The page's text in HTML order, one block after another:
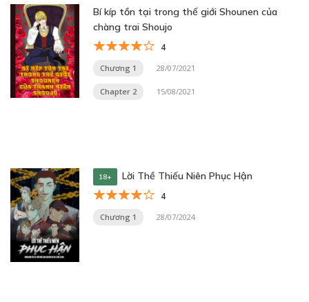
Bí kíp tồn tại trong thế giới Shounen của
chàng trai Shoujo
4
Chương 1 28/07/2021
Chapter 2 15/08/2021
18+ Lời Thề Thiếu Niên Phục Hận
4
Chương 1 28/07/2024